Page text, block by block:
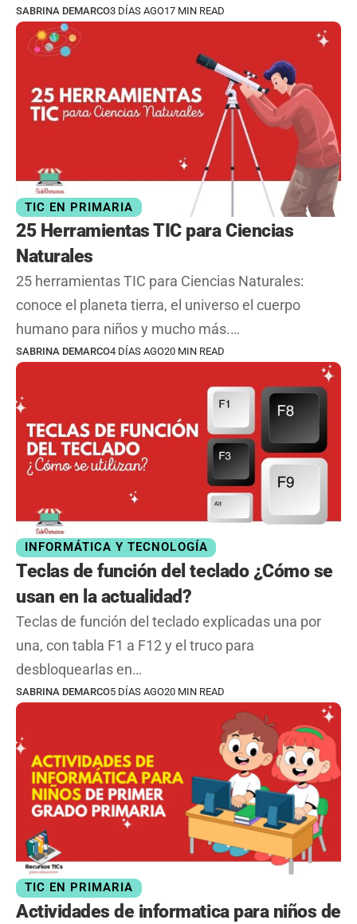
SABRINA DEMARCO3 DÍAS AGO17 MIN READ
TIC EN PRIMARIA
25 Herramientas TIC para Ciencias
Naturales
25 herramientas TIC para Ciencias Naturales:
conoce el planeta tierra, el universo el cuerpo
humano para niños y mucho más.…
SABRINA DEMARCO4 DÍAS AGO20 MIN READ
INFORMÁTICA Y TECNOLOGÍA
Teclas de función del teclado ¿Cómo se
usan en la actualidad?
Teclas de función del teclado explicadas una por
una, con tabla F1 a F12 y el truco para
desbloquearlas en…
SABRINA DEMARCO5 DÍAS AGO20 MIN READ
TIC EN PRIMARIA
Actividades de informatica para niños de